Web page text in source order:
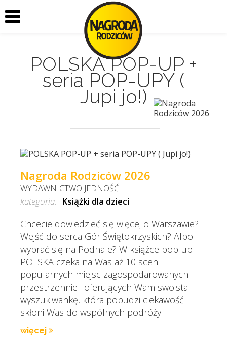
POLSKA POP-UP +
seria POP-UPY (
Jupi jo!)
Nagroda Rodziców 2026
WYDAWNICTWO JEDNOŚĆ
kategoria: Książki dla dzieci
Chcecie dowiedzieć się więcej o Warszawie?
Wejść do serca Gór Świętokrzyskich? Albo
wybrać się na Podhale? W książce pop-up
POLSKA czeka na Was aż 10 scen
popularnych miejsc zagospodarowanych
przestrzennie i oferujących Wam swoista
wyszukiwankę, która pobudzi ciekawość i
skłoni Was do wspólnych podróży!
więcej